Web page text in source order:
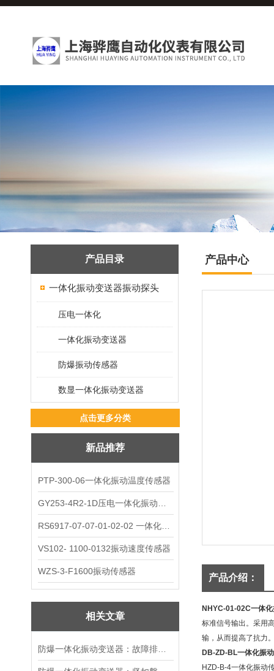
产品目录
一体化振动变送器振动探头
压电一体化
一体化振动变送器
防爆振动传感器
数显一体化振动变送器
点击更多分类
新品推荐
PTP-300-06一体化振动温度传感器
VS102- 1100-0132振动速度传感器
WZS-3-F1600振动传感器
相关文章
产品中心
产品介绍：
NHYC-01-02C一体
标准信号输出。采用
输，从而提高了抗力
DB-ZD-BL一体化振
HZD-B-4一体化振动